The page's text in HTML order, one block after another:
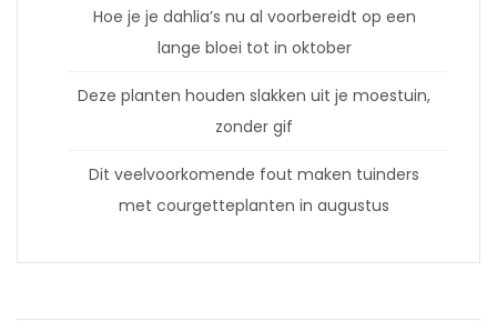
Hoe je je dahlia’s nu al voorbereidt op een
lange bloei tot in oktober
Deze planten houden slakken uit je moestuin,
zonder gif
Dit veelvoorkomende fout maken tuinders
met courgetteplanten in augustus